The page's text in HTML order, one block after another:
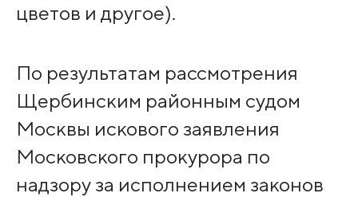
цветов и другое).
По результатам рассмотрения
Щербинским районным судом
Москвы искового заявления
Московского прокурора по
надзору за исполнением законов